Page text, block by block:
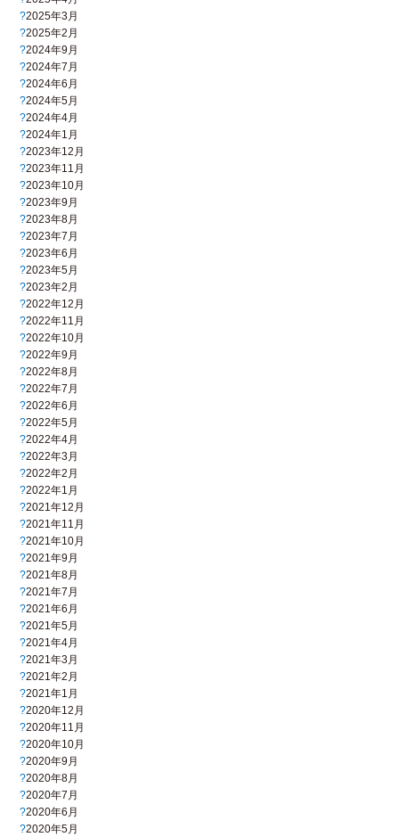
2025年3月
2025年2月
2024年9月
2024年7月
2024年6月
2024年5月
2024年4月
2024年1月
2023年12月
2023年11月
2023年10月
2023年9月
2023年8月
2023年7月
2023年6月
2023年5月
2023年2月
2022年12月
2022年11月
2022年10月
2022年9月
2022年8月
2022年7月
2022年6月
2022年5月
2022年4月
2022年3月
2022年2月
2022年1月
2021年12月
2021年11月
2021年10月
2021年9月
2021年8月
2021年7月
2021年6月
2021年5月
2021年4月
2021年3月
2021年2月
2021年1月
2020年12月
2020年11月
2020年10月
2020年9月
2020年8月
2020年7月
2020年6月
2020年5月